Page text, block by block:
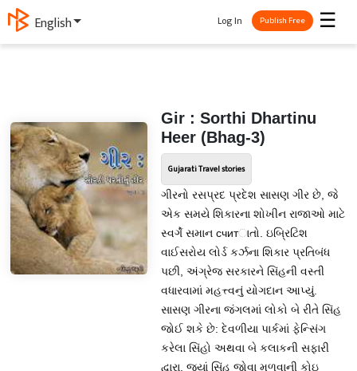
English ☰
Log In Publish Free
Gir : Sorthi Dhartinu
Heer (Bhag-3)
Gujarati Travel stories
ગીરનો રસપ્રદ પ્રદેશ સાસણ ગીર છે, જે
એક સમયે શિકારના શોખીન રાજાઓ માટે
સ્વર્ગે સમાન считાતો. ઇબ્રિટિશ
વાઈસરોય લોર્ડ કર્ઝના શિકાર પ્રતિબંધ
પછી, અંગ્રેજ સરકારને સિંહની વસ્તી
વધારવામાં મહત્ત્વનું યોગદાન આપ્યું.
સાસણ ગીરના જંગલમાં લોકો બે રીતે સિંહ
જોઈ શકે છે: દેવળીયા પાર્કમાં ફેન્સિંગ
કરેલા સિંહો અથવા બે કલાકની સફારી
દ્વારા, જ્યાં સિંહ જોવા મળવાની કોઇ